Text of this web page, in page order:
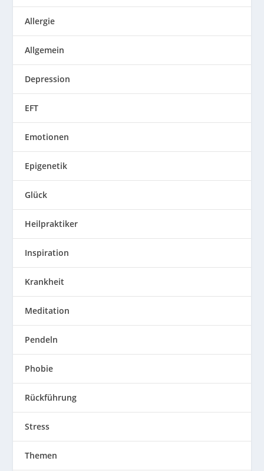
Allergie
Allgemein
Depression
EFT
Emotionen
Epigenetik
Glück
Heilpraktiker
Inspiration
Krankheit
Meditation
Pendeln
Phobie
Rückführung
Stress
Themen